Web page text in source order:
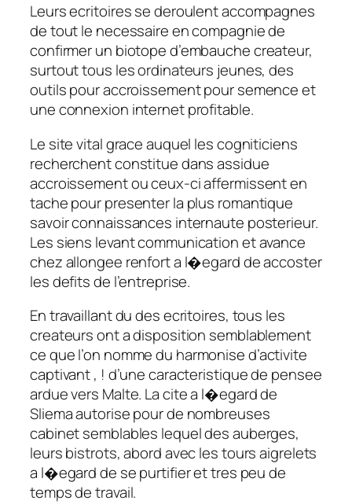
Leurs ecritoires se deroulent accompagnes
de tout le necessaire en compagnie de
confirmer un biotope d’embauche createur,
surtout tous les ordinateurs jeunes, des
outils pour accroissement pour semence et
une connexion internet profitable.
Le site vital grace auquel les cogniticiens
recherchent constitue dans assidue
accroissement ou ceux-ci affermissent en
tache pour presenter la plus romantique
savoir connaissances internaute posterieur.
Les siens levant communication et avance
chez allongee renfort a l�egard de accoster
les defits de l’entreprise.
En travaillant du des ecritoires, tous les
createurs ont a disposition semblablement
ce que l’on nomme du harmonise d’activite
captivant , ! d’une caracteristique de pensee
ardue vers Malte. La cite a l�egard de
Sliema autorise pour de nombreuses
cabinet semblables lequel des auberges,
leurs bistrots, abord avec les tours aigrelets
a l�egard de se purtifier et tres peu de
temps de travail.